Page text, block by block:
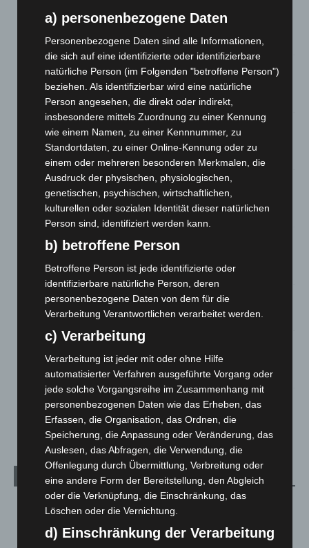
Niedersachsen: Feuerwehrkräfte kehren nach
Waldbrandeinsatz aus Spanien zurück
7. August 2026
Hannover: Erste Tigermücken-Population in Niedersachsen
entdeckt
7. August 2026
Brand im „Haus der Begegnung“ in Neuwarmbüchen schnell
Region Hannover: 21 neue Notfallsanitäter starten beim
Roten Kreuz
5. August 2026
Mann läuft mit Hockeyschläger über A7 – Polizei sucht
Zeugen
5. August 2026
Celle: Mensch stirbt bei Bagger-Unfall auf Baustelle
5. August 2026
Gasleitung bei McDonald’s-Umbau in Langenhagen
beschädigt
5. August 2026
Anklage nach Abschaltung von „Archetyp Market“ erhoben
3. August 2026
Kategorien
Blaulicht
Corona-News
712
a) personenbezogene Daten
Personenbezogene Daten sind alle Informationen,
die sich auf eine identifizierte oder identifizierbare
natürliche Person (im Folgenden "betroffene Person")
beziehen. Als identifizierbar wird eine natürliche
Person angesehen, die direkt oder indirekt,
insbesondere mittels Zuordnung zu einer Kennung
wie einem Namen, zu einer Kennnummer, zu
Standortdaten, zu einer Online-Kennung oder zu
einem oder mehreren besonderen Merkmalen, die
Ausdruck der physischen, physiologischen,
genetischen, psychischen, wirtschaftlichen,
kulturellen oder sozialen Identität dieser natürlichen
Person sind, identifiziert werden kann.
b) betroffene Person
Betroffene Person ist jede identifizierte oder
identifizierbare natürliche Person, deren
personenbezogene Daten von dem für die
Verarbeitung Verantwortlichen verarbeitet werden.
c) Verarbeitung
Verarbeitung ist jeder mit oder ohne Hilfe
automatisierter Verfahren ausgeführte Vorgang oder
jede solche Vorgangsreihe im Zusammenhang mit
personenbezogenen Daten wie das Erheben, das
Erfassen, die Organisation, das Ordnen, die
Speicherung, die Anpassung oder Veränderung, das
Auslesen, das Abfragen, die Verwendung, die
Offenlegung durch Übermittlung, Verbreitung oder
eine andere Form der Bereitstellung, den Abgleich
oder die Verknüpfung, die Einschränkung, das
Löschen oder die Vernichtung.
d) Einschränkung der Verarbeitung